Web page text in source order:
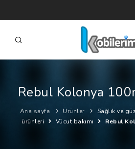
FIRMALAR
ÜRÜNLER
NASIL ÇALIŞIR?
Rebul Kolonya
Ana sayfa Ürünler Sağlık ve
ürünleri
Vücut bakımı Rebul